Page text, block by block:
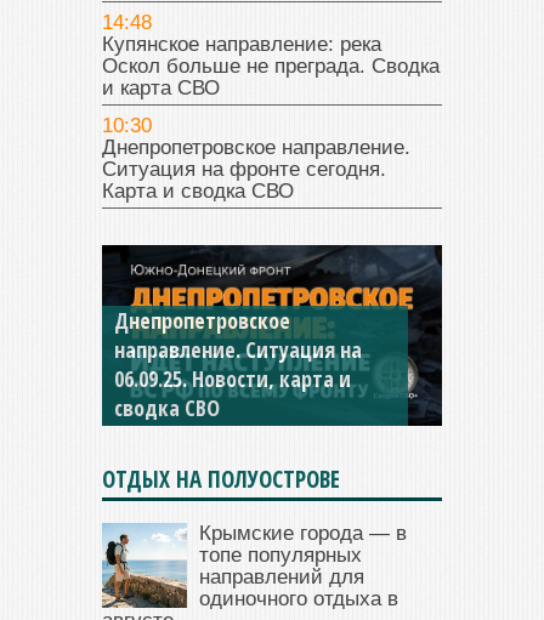
14:48
Купянское направление: река
Оскол больше не преграда. Сводка
и карта СВО
10:30
Днепропетровское направление.
Ситуация на фронте сегодня.
Карта и сводка СВО
Днепропетровское
направление. Ситуация на
06.09.25. Новости, карта и
сводка СВО
Константиновское
направление. Ситуация на
04.09.25 Новости, карта и
сводка СВО
ОТДЫХ НА ПОЛУОСТРОВЕ
Крымские города — в
топе популярных
направлений для
одиночного отдыха в